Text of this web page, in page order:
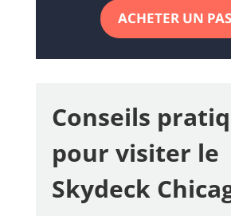
ACHETER UN
Conseils
pour visiter le
Skydeck